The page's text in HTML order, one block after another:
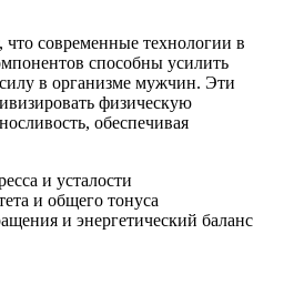
современные технологии в
способны усилить
в организме мужчин. Эти
физическую
обеспечивая
и усталости
и общего тонуса
и энергетический баланс